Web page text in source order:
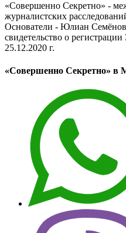
«Совершенно Секретно» -
журналистских
Основатели - Юлиан
свидетельство о
25.12.2020 г.
«Совершенно Секретно» в